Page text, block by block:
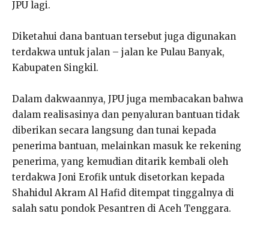
JPU lagi.
Diketahui dana bantuan tersebut juga digunakan
terdakwa untuk jalan – jalan ke Pulau Banyak,
Kabupaten Singkil.
Dalam dakwaannya, JPU juga membacakan bahwa
dalam realisasinya dan penyaluran bantuan tidak
diberikan secara langsung dan tunai kepada
penerima bantuan, melainkan masuk ke rekening
penerima, yang kemudian ditarik kembali oleh
terdakwa Joni Erofik untuk disetorkan kepada
Shahidul Akram Al Hafid ditempat tinggalnya di
salah satu pondok Pesantren di Aceh Tenggara.